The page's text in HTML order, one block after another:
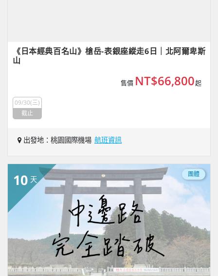
《日本經典百名山》槍岳-表銀座縱走6日｜北阿爾卑斯
山
售價 NT$66,800起
09/30(三)
截止
出發地：桃園國際機場 航班資訊
10 天
團體